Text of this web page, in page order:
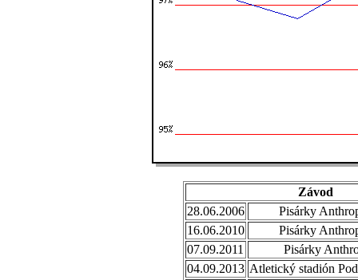
Závod
28.06.2006
Pisárky
16.06.2010
Pisárky
07.09.2011
Pisárky
04.09.2013 Atletický stadión